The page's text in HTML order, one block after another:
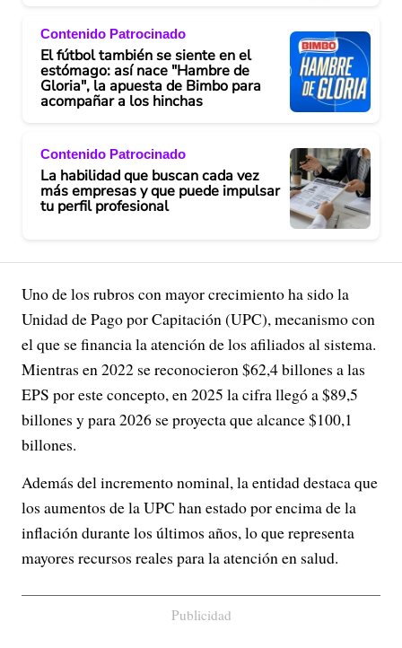
Contenido Patrocinado
El fútbol también se siente en el
estómago: así nace "Hambre de
Gloria", la apuesta de Bimbo para
acompañar a los hinchas
Contenido Patrocinado
La habilidad que buscan cada vez
más empresas y que puede impulsar
tu perfil profesional
Uno de los rubros con mayor crecimiento ha sido la
Unidad de Pago por Capitación (UPC), mecanismo con
el que se financia la atención de los afiliados al sistema.
Mientras en 2022 se reconocieron $62,4 billones a las
EPS por este concepto, en 2025 la cifra llegó a $89,5
billones y para 2026 se proyecta que alcance $100,1
billones.
Además del incremento nominal, la entidad destaca que
los aumentos de la UPC han estado por encima de la
inflación durante los últimos años, lo que representa
mayores recursos reales para la atención en salud.
Publicidad